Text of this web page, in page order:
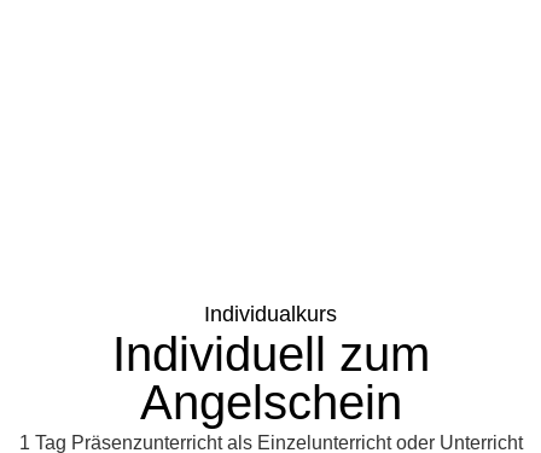
Individualkurs
Individuell zum
Angelschein
1 Tag Präsenzunterricht als Einzelunterricht oder Unterricht